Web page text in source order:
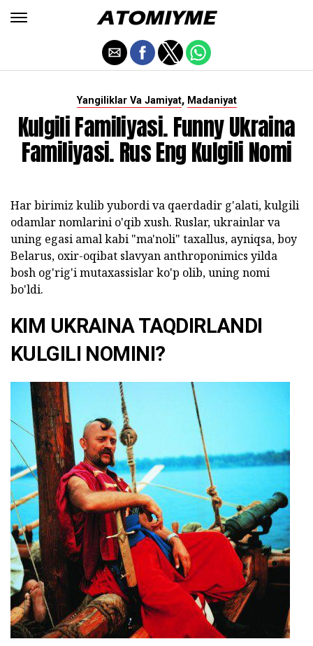
Yangiliklar Va Jamiyat, Madaniyat
Kulgili Familiyasi. Funny Ukraina
Familiyasi. Rus Eng Kulgili Nomi
Har birimiz kulib yubordi va qaerdadir g'alati, kulgili
odamlar nomlarini o'qib xush. Ruslar, ukrainlar va
uning egasi amal kabi "ma'noli" taxallus, ayniqsa, boy
Belarus, oxir-oqibat slavyan anthroponimics yilda
bosh og'rig'i mutaxassislar ko'p olib, uning nomi
bo'ldi.
KIM UKRAINA TAQDIRLANDI
KULGILI NOMINI?